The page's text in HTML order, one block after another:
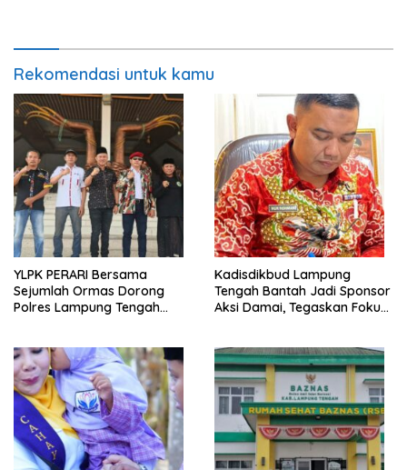
Rekomendasi untuk kamu
YLPK PERARI Bersama
Sejumlah Ormas Dorong
Polres Lampung Tengah
Pelanggaran UU ITE
Kadisdikbud Lampung
Tengah Bantah Jadi Sponsor
Aksi Damai, Tegaskan Fokus